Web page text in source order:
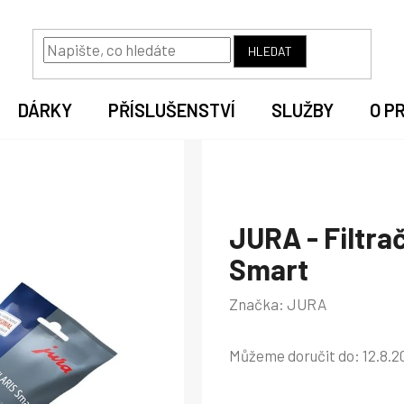
HLEDAT
DÁRKY PŘÍSLUŠENSTVÍ SLUŽBY O
JURA -
Smart
Značka: JURA
Můžeme doručit do: